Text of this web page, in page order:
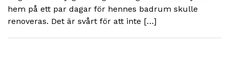
hem på ett par dagar för hennes badrum skulle
renoveras. Det är svårt för att inte […]